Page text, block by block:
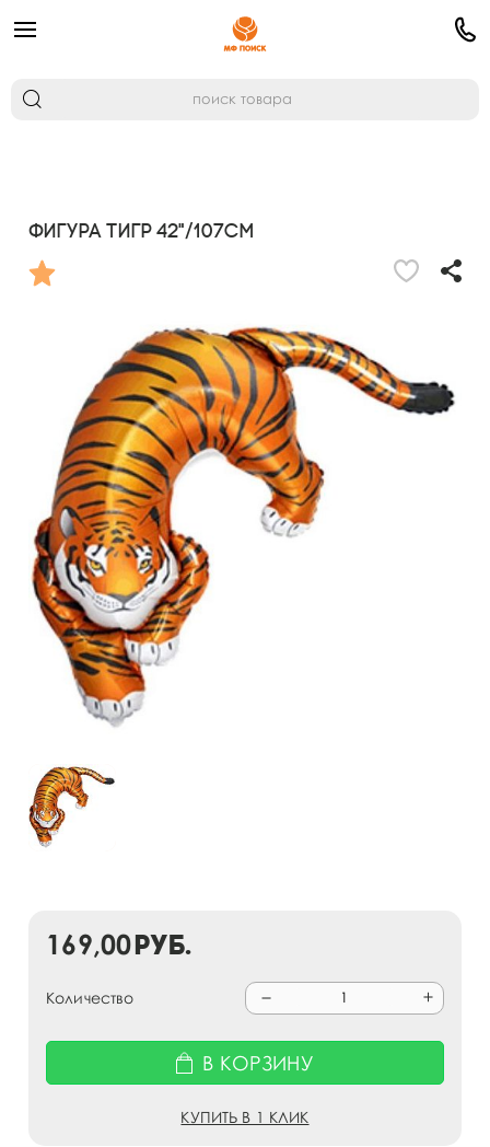
Фигура Тигр 42"/107см
169,00руб.
Количество
В КОРЗИНУ
КУПИТЬ В 1 КЛИК